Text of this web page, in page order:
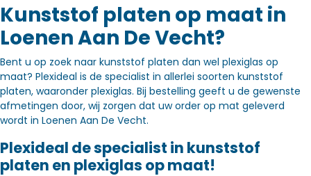
Kunststof platen op maat in
Loenen Aan De Vecht?
Bent u op zoek naar kunststof platen dan wel plexiglas op
maat? Plexideal is de specialist in allerlei soorten kunststof
platen, waaronder plexiglas. Bij bestelling geeft u de gewenste
afmetingen door, wij zorgen dat uw order op mat geleverd
wordt in Loenen Aan De Vecht.
Plexideal de specialist in kunststof
platen en plexiglas op maat!